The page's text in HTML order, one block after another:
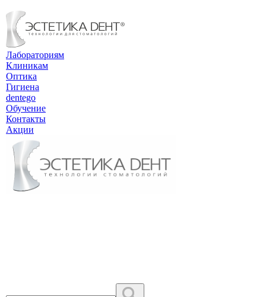
Лабораториям
Клиникам
Оптика
Гигиена
dentego
Обучение
Контакты
Акции